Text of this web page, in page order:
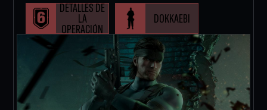
DETALLES DE
LA
OPERACIÓN
DOKKAEBI